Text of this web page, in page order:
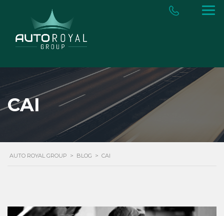
CAI
AUTO ROYAL GROUP > BLOG > CAI